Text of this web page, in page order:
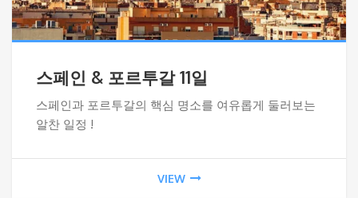
스페인 & 포르투갈 11일
스페인과 포르투갈의 핵심 명소를 여유롭게 둘러보는
알찬 일정 !
VIEW